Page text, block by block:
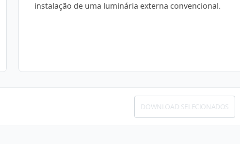
instalação de uma luminária externa convencional.
DOWNLOAD SELECIONADOS